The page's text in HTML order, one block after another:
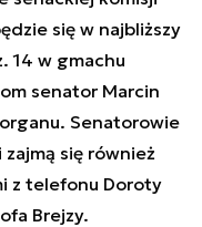
się w najbliższy
14 w gmachu
senator Marcin
Senatorowie
się również
z telefonu Doroty
Brejzy.